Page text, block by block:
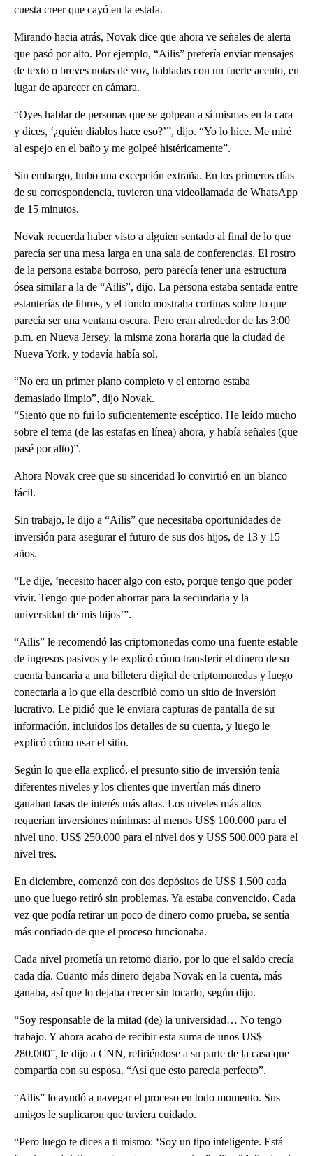
cuesta creer que cayó en la estafa.
Mirando hacia atrás, Novak dice que ahora ve señales de alerta
que pasó por alto. Por ejemplo, “Ailis” prefería enviar mensajes
de texto o breves notas de voz, habladas con un fuerte acento, en
lugar de aparecer en cámara.
“Oyes hablar de personas que se golpean a sí mismas en la cara
y dices, ‘¿quién diablos hace eso?’”, dijo. “Yo lo hice. Me miré
al espejo en el baño y me golpeé histéricamente”.
Sin embargo, hubo una excepción extraña. En los primeros días
de su correspondencia, tuvieron una videollamada de WhatsApp
de 15 minutos.
Novak recuerda haber visto a alguien sentado al final de lo que
parecía ser una mesa larga en una sala de conferencias. El rostro
de la persona estaba borroso, pero parecía tener una estructura
ósea similar a la de “Ailis”, dijo. La persona estaba sentada entre
estanterías de libros, y el fondo mostraba cortinas sobre lo que
parecía ser una ventana oscura. Pero eran alrededor de las 3:00
p.m. en Nueva Jersey, la misma zona horaria que la ciudad de
Nueva York, y todavía había sol.
“No era un primer plano completo y el entorno estaba
demasiado limpio”, dijo Novak.
“Siento que no fui lo suficientemente escéptico. He leído mucho
sobre el tema (de las estafas en línea) ahora, y había señales (que
pasé por alto)”.
Ahora Novak cree que su sinceridad lo convirtió en un blanco
fácil.
Sin trabajo, le dijo a “Ailis” que necesitaba oportunidades de
inversión para asegurar el futuro de sus dos hijos, de 13 y 15
años.
“Le dije, ‘necesito hacer algo con esto, porque tengo que poder
vivir. Tengo que poder ahorrar para la secundaria y la
universidad de mis hijos’”.
“Ailis” le recomendó las criptomonedas como una fuente estable
de ingresos pasivos y le explicó cómo transferir el dinero de su
cuenta bancaria a una billetera digital de criptomonedas y luego
conectarla a lo que ella describió como un sitio de inversión
lucrativo. Le pidió que le enviara capturas de pantalla de su
información, incluidos los detalles de su cuenta, y luego le
explicó cómo usar el sitio.
Según lo que ella explicó, el presunto sitio de inversión tenía
diferentes niveles y los clientes que invertían más dinero
ganaban tasas de interés más altas. Los niveles más altos
requerían inversiones mínimas: al menos US$ 100.000 para el
nivel uno, US$ 250.000 para el nivel dos y US$ 500.000 para el
nivel tres.
En diciembre, comenzó con dos depósitos de US$ 1.500 cada
uno que luego retiró sin problemas. Ya estaba convencido. Cada
vez que podía retirar un poco de dinero como prueba, se sentía
más confiado de que el proceso funcionaba.
Cada nivel prometía un retorno diario, por lo que el saldo crecía
cada día. Cuanto más dinero dejaba Novak en la cuenta, más
ganaba, así que lo dejaba crecer sin tocarlo, según dijo.
“Soy responsable de la mitad (de) la universidad… No tengo
trabajo. Y ahora acabo de recibir esta suma de unos US$
280.000”, le dijo a CNN, refiriéndose a su parte de la casa que
compartía con su esposa. “Así que esto parecía perfecto”.
“Ailis” lo ayudó a navegar el proceso en todo momento. Sus
amigos le suplicaron que tuviera cuidado.
“Pero luego te dices a ti mismo: ‘Soy un tipo inteligente. Está